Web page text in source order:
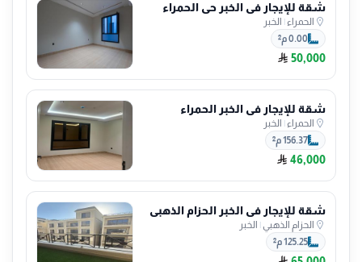
شقة للإيجار في الخبر حي الحمراء
الحمراء | الخبر
0.00 م²
50,000
شقة للإيجار في الخبر الحمراء
الحمراء | الخبر
156.37 م²
46,000
شقة للإيجار في الخبر الحزام الذهبي
الحزام الذهبي| الخبر
125.25 م²